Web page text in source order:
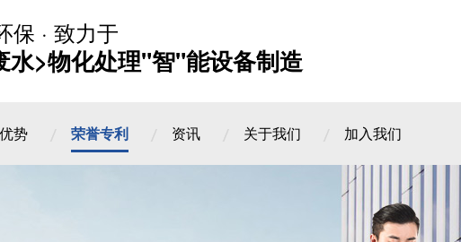
保 · 致力于
水>物化处理"智"能设备制造
势 荣誉专利 资讯 关于我们 加入我们